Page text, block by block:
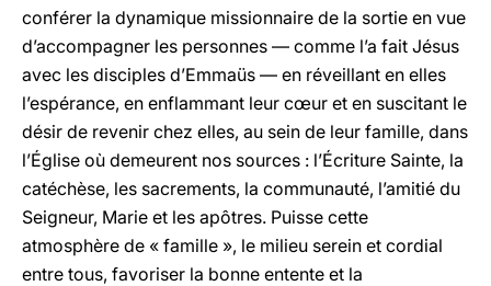
conférer la dynamique missionnaire de la sortie en vue
d’accompagner les personnes — comme l’a fait Jésus
avec les disciples d’Emmaüs — en réveillant en elles
l’espérance, en enflammant leur cœur et en suscitant le
désir de revenir chez elles, au sein de leur famille, dans
l’Église où demeurent nos sources : l’Écriture Sainte, la
catéchèse, les sacrements, la communauté, l’amitié du
Seigneur, Marie et les apôtres. Puisse cette
atmosphère de « famille », le milieu serein et cordial
entre tous, favoriser la bonne entente et la